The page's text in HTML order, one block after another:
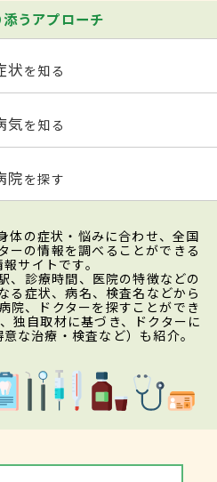
うアプローチ
状を知る
気を知る
院を探す
体の症状・悩みに合わせ、全国
ーの情報を調べることができる
サイトです。
、診療時間、医院の特徴などの
る症状、病名、検査名などから
院、ドクターを探すことができ
独自取材に基づき、ドクターに
な治療・検査など）も紹介。